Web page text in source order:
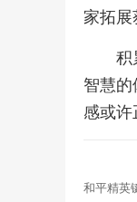
家拓展
积
智慧
感或许
和平精英